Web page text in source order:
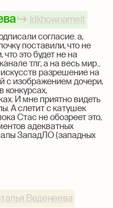
Idkhownameit
согласие. а,
поставили, что не
это будет не на
тлг, а на весь мир...
разрешение на
с изображением дочери,
конкурсах,
И мне приятно видеть
А слетит с катушек
Стас не обозреет это,
адекватных
ЗападЛО (западных
Веденеева